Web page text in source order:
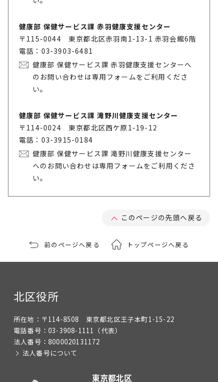
健康部 保健サービス課 赤羽健康支援センター
〒115-0044 東京都北区赤羽南1-13-1 赤羽会館6階
電話：03-3903-6481
健康部 保健サービス課 赤羽健康支援センターへ
のお問い合わせは専用フォームをご利用くださ
い。
健康部 保健サービス課 滝野川健康支援センター
〒114-0024 東京都北区西ケ原1-19-12
電話：03-3915-0184
健康部 保健サービス課 滝野川健康支援センター
へのお問い合わせは専用フォームをご利用くださ
い。
このページの先頭へ戻る
前のページへ戻る トップページへ戻る
北区役所
所在地： 〒114-8508 東京都北区王子本町1-15-22
電話番号： 03-3908-1111 （代表）
法人番号： 8000020131172
法人番号について